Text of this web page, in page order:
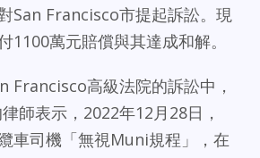
San Francisco市提起訴訟。現
1100萬元賠償與其達成和解。
Francisco高級法院的訴訟中，
師表示，2022年12月28日，
車司機「無視Muni規程」，在